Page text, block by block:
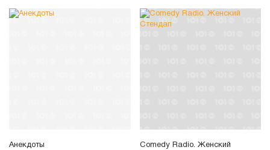
Анекдоты
Comedy Radio. Женский